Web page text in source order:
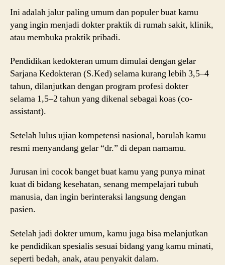
Ini adalah jalur paling umum dan populer buat kamu
yang ingin menjadi dokter praktik di rumah sakit, klinik,
atau membuka praktik pribadi.
Pendidikan kedokteran umum dimulai dengan gelar
Sarjana Kedokteran (S.Ked) selama kurang lebih 3,5–4
tahun, dilanjutkan dengan program profesi dokter
selama 1,5–2 tahun yang dikenal sebagai koas (co-
assistant).
Setelah lulus ujian kompetensi nasional, barulah kamu
resmi menyandang gelar “dr.” di depan namamu.
Jurusan ini cocok banget buat kamu yang punya minat
kuat di bidang kesehatan, senang mempelajari tubuh
manusia, dan ingin berinteraksi langsung dengan
pasien.
Setelah jadi dokter umum, kamu juga bisa melanjutkan
ke pendidikan spesialis sesuai bidang yang kamu minati,
seperti bedah, anak, atau penyakit dalam.